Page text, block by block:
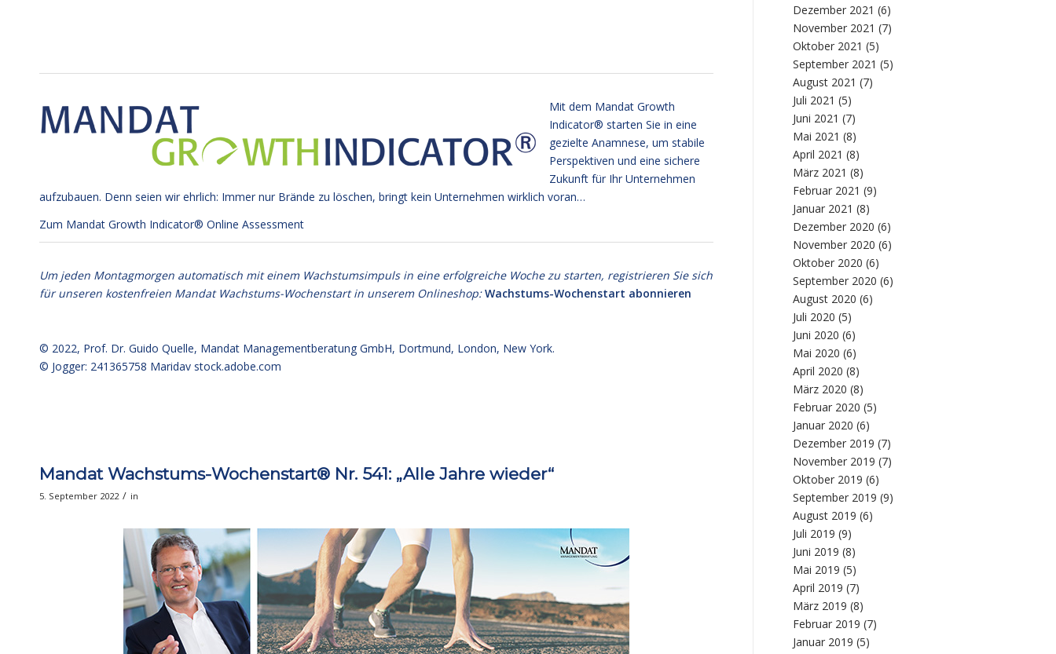
Mit dem Mandat Growth
Indicator® starten Sie in eine
gezielte Anamnese, um stabile
Perspektiven und eine sichere
Zukunft für Ihr Unternehmen
aufzubauen. Denn seien wir ehrlich: Immer nur Brände zu löschen, bringt kein Unternehmen wirklich voran…
Zum Mandat Growth Indicator® Online Assessment
Um jeden Montagmorgen automatisch mit einem Wachstumsimpuls in eine erfolgreiche Woche zu starten, registrieren Sie sich
für unseren kostenfreien Mandat Wachstums-Wochenstart in unserem Onlineshop:Wachstums-Wochenstart abonnieren
© 2022, Prof. Dr. Guido Quelle, Mandat Managementberatung GmbH, Dortmund, London, New York.
© Jogger: 241365758 Maridav stock.adobe.com
Mandat Wachstums-Wochenstart® Nr. 541: „Alle Jahre wieder“
5. September 2022 / in
Dezember 2021 (6)
November 2021 (7)
Oktober 2021 (5)
September 2021 (5)
August 2021 (7)
Juli 2021 (5)
Juni 2021 (7)
Mai 2021 (8)
April 2021 (8)
März 2021 (8)
Februar 2021 (9)
Januar 2021 (8)
Dezember 2020 (6)
November 2020 (6)
Oktober 2020 (6)
September 2020 (6)
August 2020 (6)
Juli 2020 (5)
Juni 2020 (6)
Mai 2020 (6)
April 2020 (8)
März 2020 (8)
Februar 2020 (5)
Januar 2020 (6)
Dezember 2019 (7)
November 2019 (7)
Oktober 2019 (6)
September 2019 (9)
August 2019 (6)
Juli 2019 (9)
Juni 2019 (8)
Mai 2019 (5)
April 2019 (7)
März 2019 (8)
Februar 2019 (7)
Januar 2019 (5)